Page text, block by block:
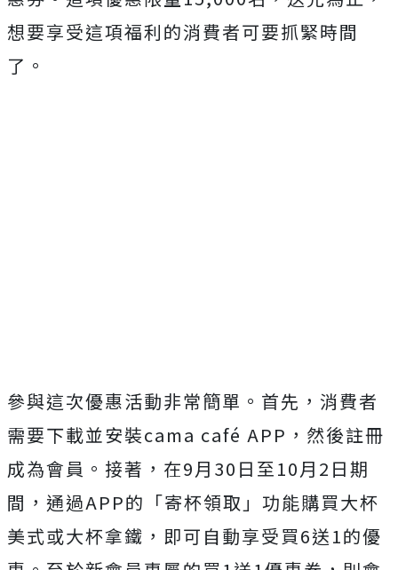
想要享受這項福利的消費者可要抓緊時間
了。
參與這次優惠活動非常簡單。首先，消費者
需要下載並安裝cama café APP，然後註冊
成為會員。接著，在9月30日至10月2日期
間，通過APP的「寄杯領取」功能購買大杯
美式或大杯拿鐵，即可自動享受買6送1的優